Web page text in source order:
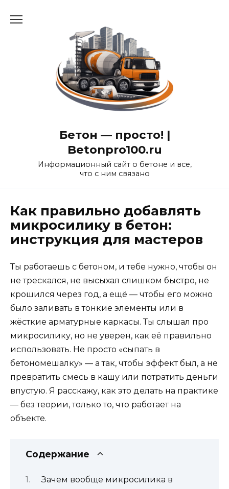
Бетон — просто! |
Betonpro100.ru
Информационный сайт о бетоне и все,
что с ним связано
Как правильно добавлять
микросилику в бетон:
инструкция для мастеров
Ты работаешь с бетоном, и тебе нужно, чтобы он
не трескался, не высыхал слишком быстро, не
крошился через год, а ещё — чтобы его можно
было заливать в тонкие элементы или в
жёсткие арматурные каркасы. Ты слышал про
микросилику, но не уверен, как её правильно
использовать. Не просто «сыпать в
бетономешалку» — а так, чтобы эффект был, а не
превратить смесь в кашу или потратить деньги
впустую. Я расскажу, как это делать на практике
— без теории, только то, что работает на
объекте.
Содержание
Зачем вообще микросилика в